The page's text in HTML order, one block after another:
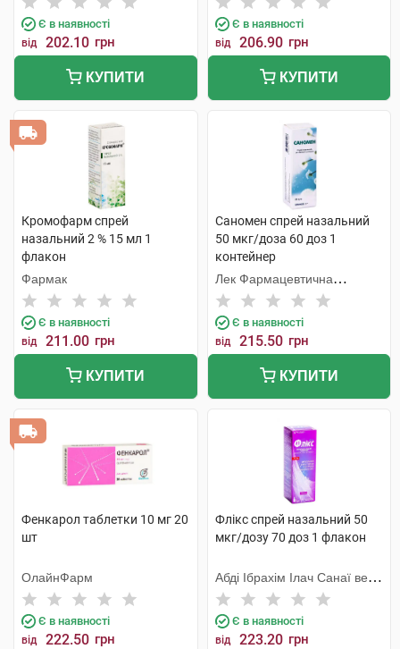
Є в наявності
від 202.10 грн
КУПИТИ
Є в наявності
від 206.90 грн
КУПИТИ
Кромофарм спрей
назальний 2 % 15 мл 1
флакон
Фармак
Є в наявності
від 211.00 грн
КУПИТИ
Саномен спрей назальний
50 мкг/доза 60 доз 1
контейнер
Лек Фармацевтична
компанія
Є в наявності
від 215.50 грн
КУПИТИ
Фенкарол таблетки 10 мг 20
шт
ОлайнФарм
Є в наявності
від 222.50 грн
Флікс спрей назальний 50
мкг/дозу 70 доз 1 флакон
Абді Ібрахім Ілач Санаї ве
Тіджарет
Є в наявності
від 223.20 грн